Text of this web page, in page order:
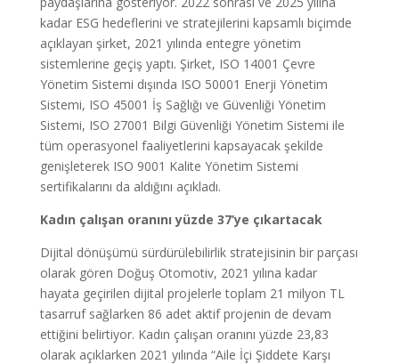
kadar ESG hedeflerini ve stratejilerini kapsamlı biçimde
açıklayan şirket, 2021 yılında entegre yönetim
sistemlerine geçiş yaptı. Şirket, ISO 14001 Çevre
Yönetim Sistemi dışında ISO 50001 Enerji Yönetim
Sistemi, ISO 45001 İş Sağlığı ve Güvenliği Yönetim
Sistemi, ISO 27001 Bilgi Güvenliği Yönetim Sistemi ile
tüm operasyonel faaliyetlerini kapsayacak şekilde
genişleterek ISO 9001 Kalite Yönetim Sistemi
sertifikalarını da aldığını açıkladı.
Kadın çalışan oranını yüzde 37’ye çıkartacak
Dijital dönüşümü sürdürülebilirlik stratejisinin bir parçası
olarak gören Doğuş Otomotiv, 2021 yılına kadar
hayata geçirilen dijital projelerle toplam 21 milyon TL
tasarruf sağlarken 86 adet aktif projenin de devam
ettiğini belirtiyor. Kadın çalışan oranını yüzde 23,83
olarak açıklarken 2021 yılında “Aile İçi Şiddete Karşı